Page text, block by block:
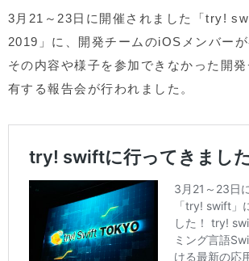
3月21～23日に開催されました「try!
2019」に、開発チームのiOSメンバーが
その内容や様子を参加できなかった開
有する報告会が行われました。